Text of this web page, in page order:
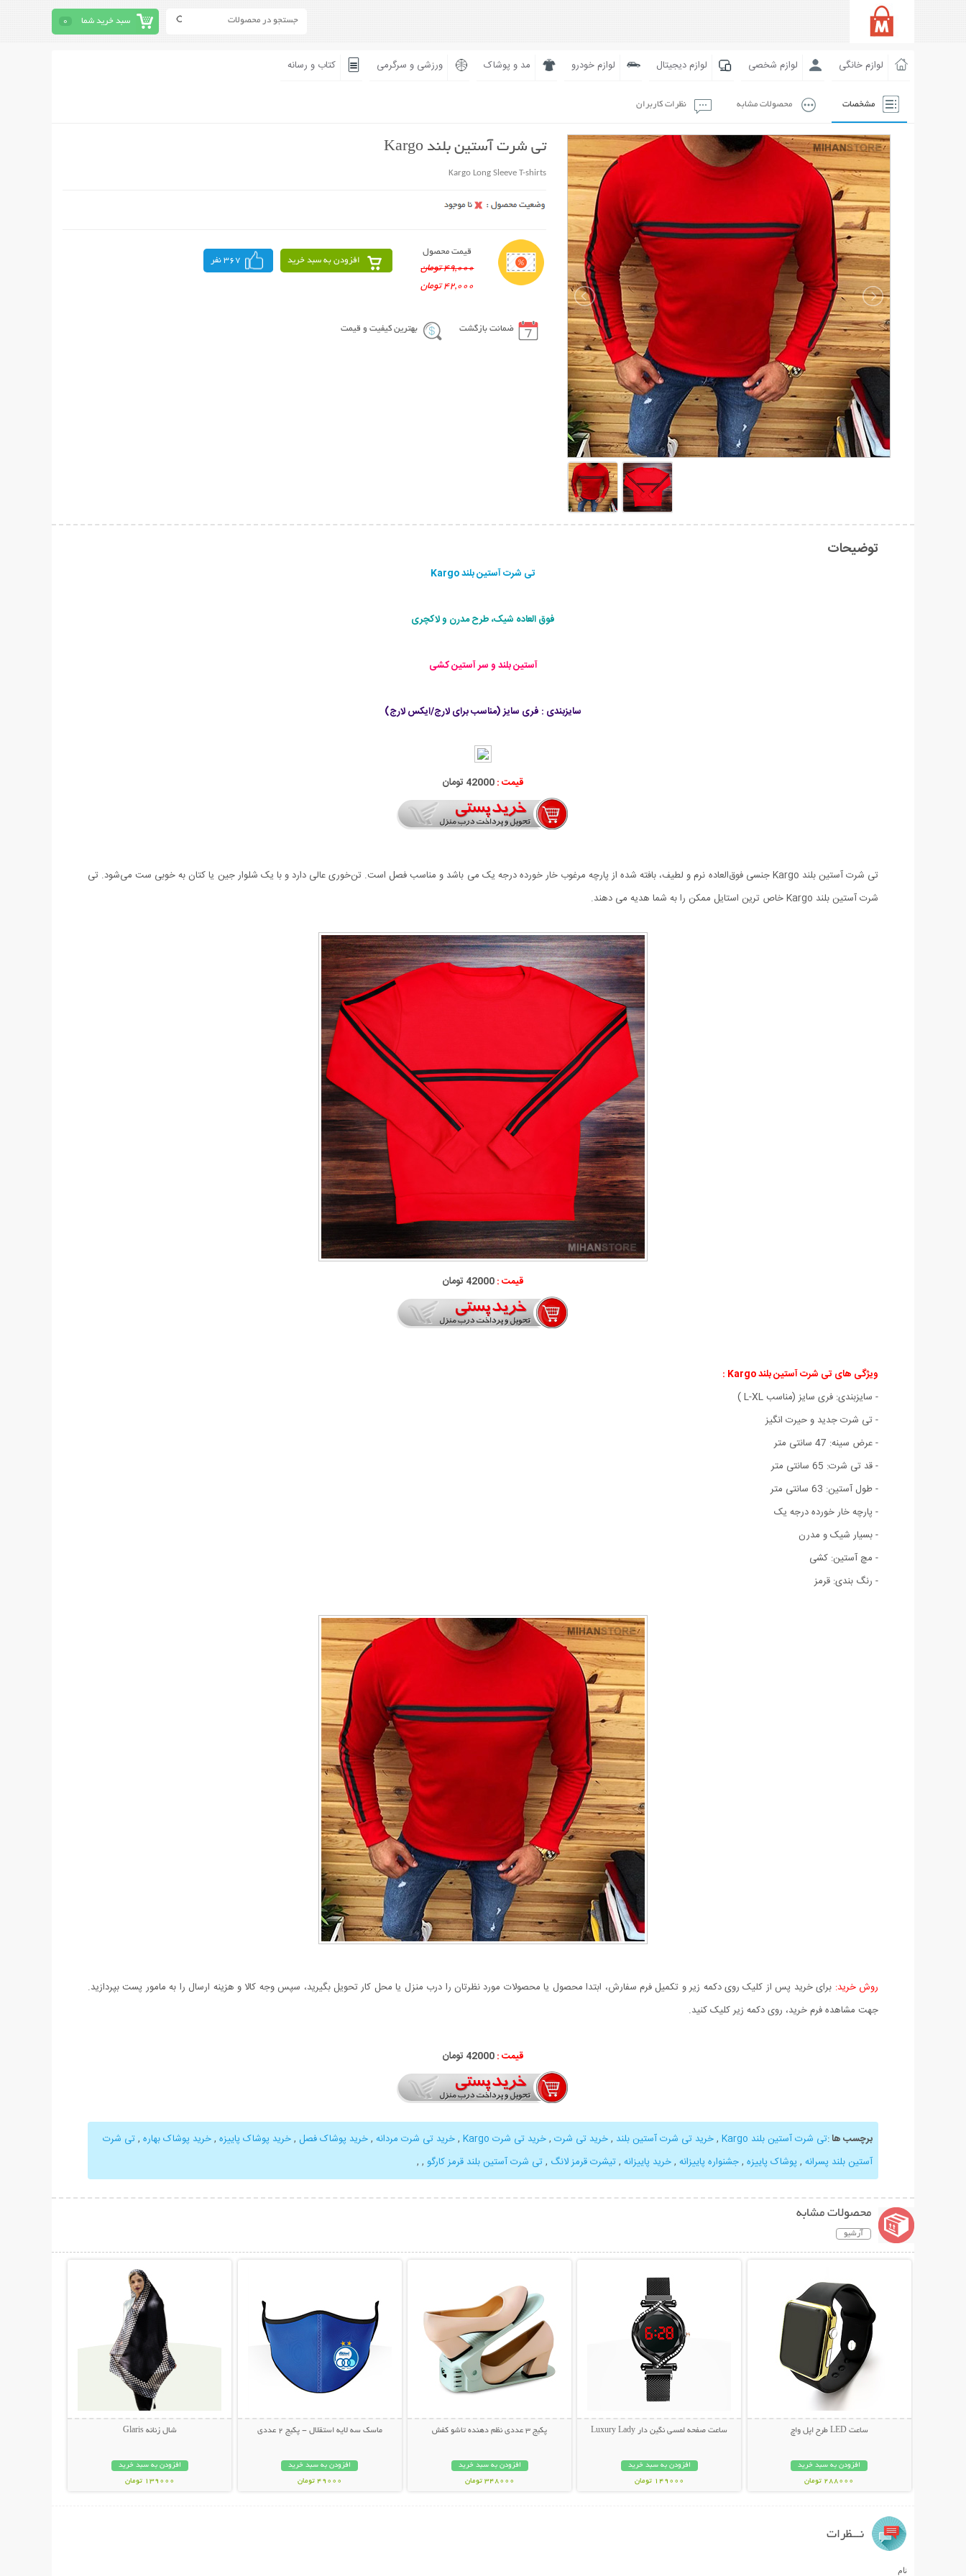
سبد خرید شما 0
لوازم خانگی لوازم شخصی لوازم دیجیتال لوازم خودرو مد و پوشاک ورزشی و سرگرمی کتاب و رسانه
مشخصات محصولات مشابه نظرات کاربران
تی شرت آستین بلند Kargo
Kargo Long Sleeve T-shirts
قیمت محصول
49,000 تومان
42,000 تومان
افزودن به سبد خرید 367 نفر
ضمانت بازگشت بهترین کیفیت و قیمت
توضیحات
تی شرت آستین بلند Kargo
فوق العاده شیک، طرح مدرن و لاکچری
آستین بلند و سر آستین کشی
سايزبندی : فری سایز (مناسب برای لارج/ایکس لارج)
قیمت :42000 تومان
تی شرت آستین بلند Kargo جنسی فوق‌العاده نرم و لطیف، بافته شده از پارچه مرغوب خار خورده درجه یک می باشد و مناسب فصل است. تن‌خوری عالی دارد و با یک شلوار جین یا کتان به خوبی ست می‌شود. تی
شرت آستین بلند Kargo خاص ترین استایل ممکن را به شما هدیه می دهند.
قیمت :42000 تومان
ویژگی های تی شرت آستین بلند Kargo :
- سایزبندی: فری سایز (مناسب L-XL )
- تی شرت جدید و حیرت انگیز
- عرض سینه: 47 سانتی متر
- قد تی شرت: 65 سانتی متر
- طول آستین: 63 سانتی متر
- پارچه خار خورده درجه یک
- بسیار شیک و مدرن
- مچ آستین: کشی
- رنگ بندی: قرمز
روش خرید: برای خرید پس از کلیک روی دکمه زیر و تکمیل فرم سفارش، ابتدا محصول یا محصولات مورد نظرتان را درب منزل یا محل کار تحویل بگیرید، سپس وجه کالا و هزینه ارسال را به مامور پست بپردازید.
جهت مشاهده فرم خرید، روی دکمه زیر کلیک کنید.
قیمت :42000 تومان
برچسب ها:تی شرت آستین بلند Kargo ,خرید تی شرت آستین بلند ,خرید تی شرت ,خرید تی شرت Kargo ,خرید تی شرت مردانه ,خرید پوشاک فصل ,خرید پوشاک پاییزه ,خرید پوشاک بهاره , تی شرت
آستین بلند پسرانه , پوشاک پاییزه ,جشنواره پاییزانه ,خرید پاییزانه , تیشرت قرمز لانگ , تی شرت آستین بلند قرمز کارگو ,
,
محصولات مشابه
آرشیو
ساعت LED طرح اپل واچ
افزودن به سبد خرید
288000 تومان
ساعت صفحه لمسی نگین دار Luxury Lady
افزودن به سبد خرید
149000 تومان
پکیج 3 عددی نظم دهنده تاشو کفش
افزودن به سبد خرید
348000 تومان
ماسک سه لایه استقلال - پکیج 2 عددی
افزودن به سبد خرید
49000 تومان
شال زنانه Glaris
افزودن به سبد خرید
139000 تومان
نـــظرات
نام